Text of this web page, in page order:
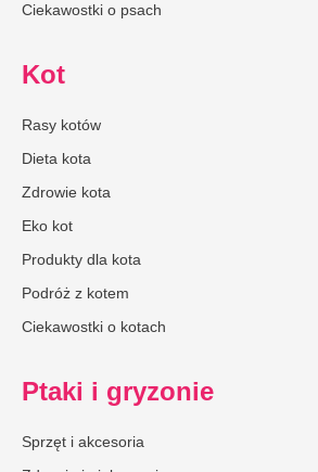
Ciekawostki o psach
Kot
Rasy kotów
Dieta kota
Zdrowie kota
Eko kot
Produkty dla kota
Podróż z kotem
Ciekawostki o kotach
Ptaki i gryzonie
Sprzęt i akcesoria